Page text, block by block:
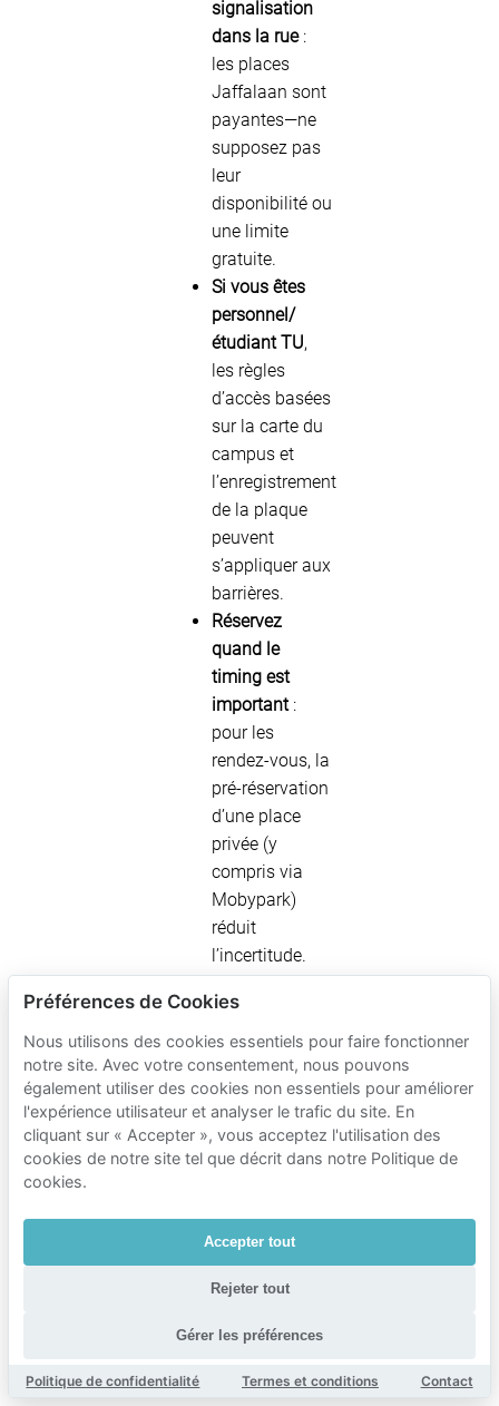
signalisation
dans la rue:
les places
Jaffalaan sont
payantes—ne
supposez pas
leur
disponibilité ou
une limite
gratuite.
Si vous êtes
personnel/
étudiant TU,
les règles
d’accès basées
sur la carte du
campus et
l’enregistrement
de la plaque
peuvent
s’appliquer aux
barrières.
Réservez
quand le
timing est
important:
pour les
rendez-vous, la
pré-réservation
d’une place
privée (y
compris via
Mobypark)
réduit
l’incertitude.
Tarifs de
stationnement
Mobypark à
proximité de
Faculteit
Technische
Natuurkunde
Tarifs du parking Mobypark
1 heure de stationnement
Préférences de Cookies
Nous utilisons des cookies essentiels pour faire fonctionner
notre site. Avec votre consentement, nous pouvons
également utiliser des cookies non essentiels pour améliorer
l'expérience utilisateur et analyser le trafic du site. En
cliquant sur « Accepter », vous acceptez l'utilisation des
cookies de notre site tel que décrit dans notre Politique de
cookies.
Accepter tout
Rejeter tout
Gérer les préférences
Politique de confidentialité Termes et conditions Contact